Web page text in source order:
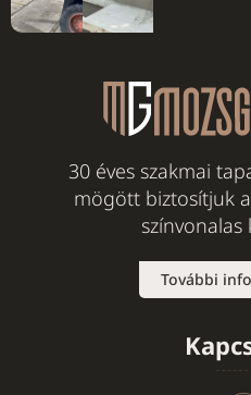
30 éves szakmai
mögött biztosítjuk
színvonalas
További